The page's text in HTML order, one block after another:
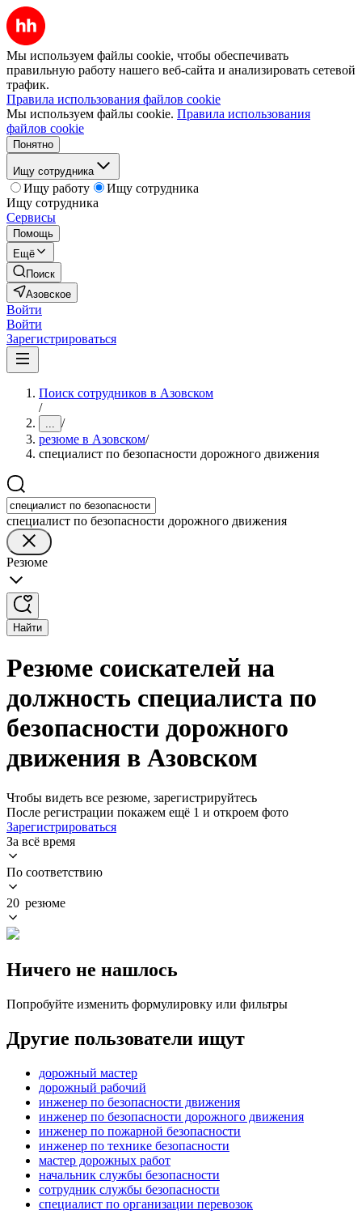
Мы используем файлы cookie, чтобы обеспечивать
правильную работу нашего веб-сайта и анализировать сетевой
трафик.
Правила использования файлов cookie
Мы используем файлы cookie. Правила использования
файлов cookie
Понятно
Ищу сотрудника
Ищу работу
Ищу сотрудника
Ищу сотрудника
Сервисы
Помощь
Ещё
Поиск
Азовское
Войти
Войти
Зарегистрироваться
Поиск сотрудников в Азовском
/
... /
резюме в Азовском/
специалист по безопасности дорожного движения
специалист по безопасности дорожного движения
Резюме
Найти
Резюме соискателей на
должность специалиста по
безопасности дорожного
движения в Азовском
Чтобы видеть все резюме, зарегистрируйтесь
После регистрации покажем ещё 1 и откроем фото
Зарегистрироваться
За всё время
По соответствию
20 резюме
Ничего не нашлось
Попробуйте изменить формулировку или фильтры
Другие пользователи ищут
дорожный мастер
дорожный рабочий
инженер по безопасности движения
инженер по безопасности дорожного движения
инженер по пожарной безопасности
инженер по технике безопасности
мастер дорожных работ
начальник службы безопасности
сотрудник службы безопасности
специалист по организации перевозок